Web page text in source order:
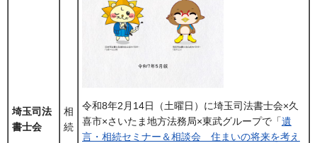
埼玉司法
書士会
相
続
令和8年2月14日（土曜日）に埼玉司法書士会×久
喜市×さいたま地方法務局×東武グループで「遺
言・相続セミナー＆相談会 住まいの将来を考え